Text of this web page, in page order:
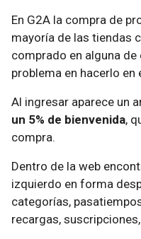
En G2A la compra de
mayoría de las tiendas
comprado en alguna
problema en hacerlo en
Al ingresar aparece un
un 5% de bienvenida,
compra.
Dentro de la web
izquierdo en forma
categorías,
recargas,